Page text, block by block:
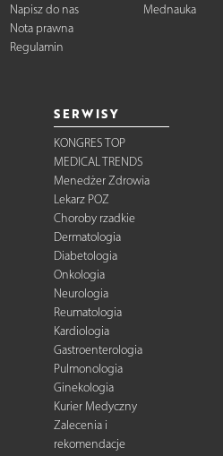
Napisz do nas
Nota prawna
Regulamin
Mednauka
SERWISY
KONGRES TOP
MEDICAL TRENDS
Menedżer Zdrowia
Lekarz POZ
Choroby rzadkie
Dermatologia
Diabetologia
Onkologia
Neurologia
Reumatologia
Kardiologia
Gastroenterologia
Pulmonologia
Ginekologia
Kurier Medyczny
Zalecenia i
rekomendacje